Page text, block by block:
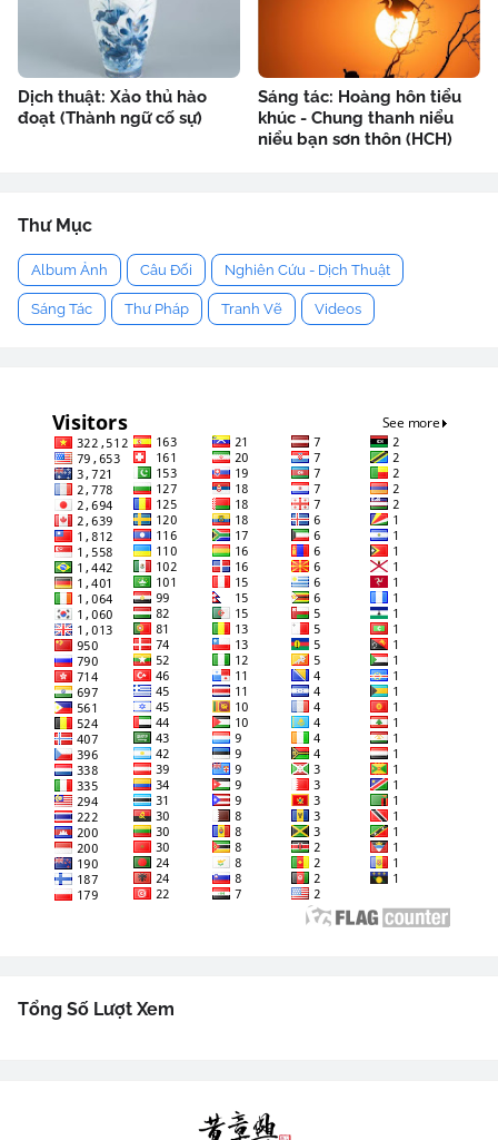
Dịch thuật: Xảo thủ hào
đoạt (Thành ngữ cố sự)
Sáng tác: Hoàng hôn tiểu
khúc - Chung thanh niểu
niểu bạn sơn thôn (HCH)
Thư Mục
Album Ảnh Câu Đối Nghiên Cứu - Dịch Thuật
Sáng Tác Thư Pháp Tranh Vẽ Videos
Tổng Số Lượt Xem